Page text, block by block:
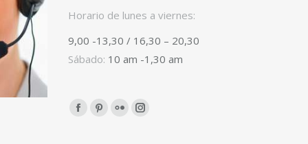
Horario de lunes a viernes:
9,00 -13,30 / 16,30 – 20,30
Sábado: 10 am -1,30 am
FacebookPinterest
FlickrInstagram